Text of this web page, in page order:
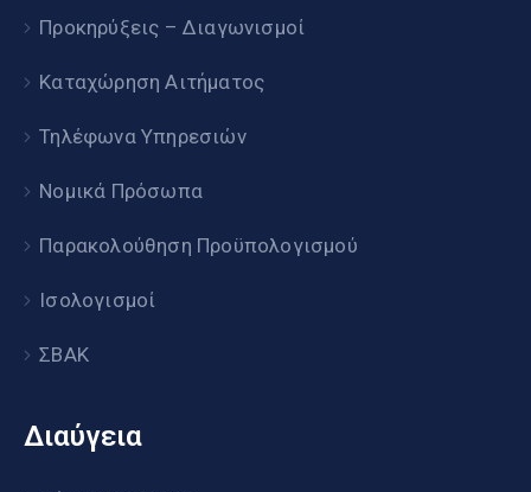
Προκηρύξεις – Διαγωνισμοί
Καταχώρηση Αιτήματος
Τηλέφωνα Υπηρεσιών
Νομικά Πρόσωπα
Παρακολούθηση Προϋπολογισμού
Ισολογισμοί
ΣΒΑΚ
Διαύγεια